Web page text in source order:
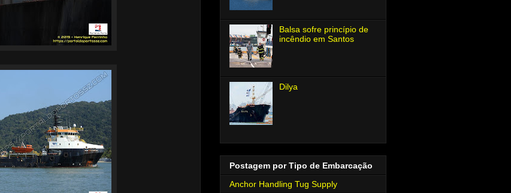
Balsa sofre princípio de
incêndio em Santos
Dilya
Postagem por Tipo de Embarcação
Anchor Handling Tug Supply